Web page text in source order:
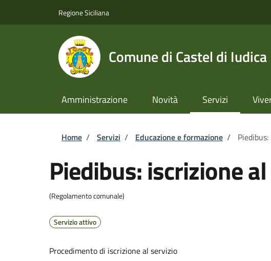
Regione Siciliana
Comune di Castel di Iudica
Amministrazione Novità Servizi
Briciole di pane
Home / Servizi / Educazione e formazione /
Piedibus: iscrizione
(Regolamento comunale)
Servizio attivo
Procedimento di iscrizione al servizio